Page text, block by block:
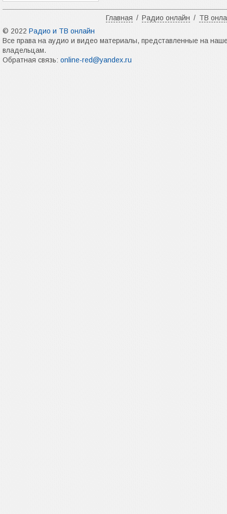
Главная / Радио онлайн / ТВ
© 2022 Радио и ТВ онлайн
Все права на аудио и видео материалы, представленные на
владельцам.
Обратная связь: online-red@yandex.ru